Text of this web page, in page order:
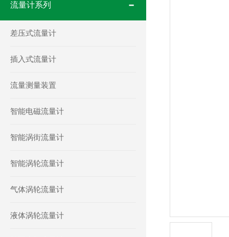
流量计系列
差压式流量计
插入式流量计
流量测量装置
智能电磁流量计
智能涡街流量计
智能涡轮流量计
气体涡轮流量计
液体涡轮流量计